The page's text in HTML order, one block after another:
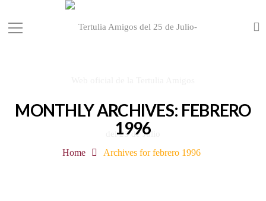
MONTHLY ARCHIVES: FEBRERO
1996
Home Archives for febrero 1996